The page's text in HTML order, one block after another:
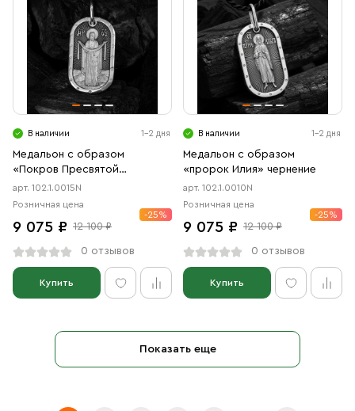
В наличии 1-2 дня
Медальон с образом
«Покров Пресвятой
Богородицы» чернение
арт. 102.1.0015N
Розничная цена
9 075 ₽ 12 100 ₽
-25%
0 отзывов
Купить
В наличии 1-2 дня
Медальон с образом
«пророк Илия» чернение
арт. 102.1.0010N
Розничная цена
9 075 ₽ 12 100 ₽
-25%
0 отзывов
Купить
Показать еще